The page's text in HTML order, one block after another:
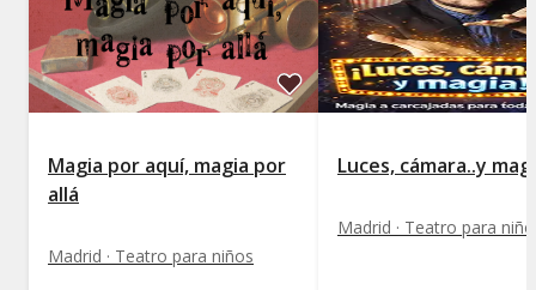
Magia por aquí, magia por
allá
Madrid · Teatro para niños
Luces, cámara..y
Madrid · Teatro para